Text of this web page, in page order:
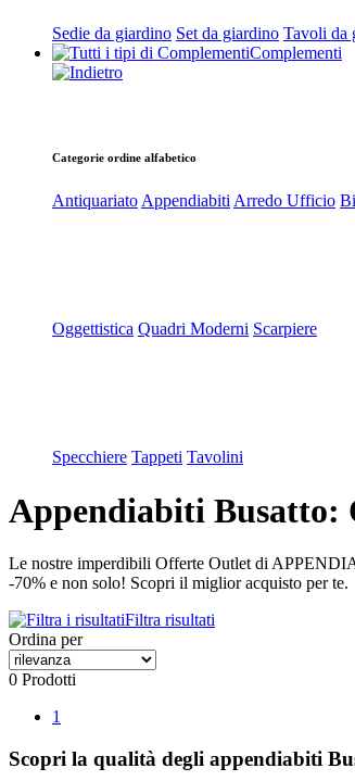
Sedie da giardino Set da giardino Tavoli da
Complementi
Categorie ordine alfabetico
Antiquariato Appendiabiti Arredo Ufficio
Oggettistica Quadri Moderni Scarpiere
Specchiere Tappeti Tavolini
Appendiabiti Busatto:
Le nostre imperdibili Offerte Outlet di
-70% e non solo! Scopri il miglior acquisto per te.
Filtra risultati
Ordina per
0 Prodotti
1
Scopri la qualità degli appendiabiti